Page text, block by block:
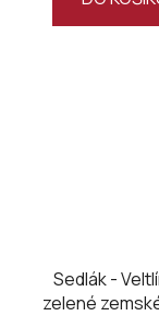
Sedlák -
zelené